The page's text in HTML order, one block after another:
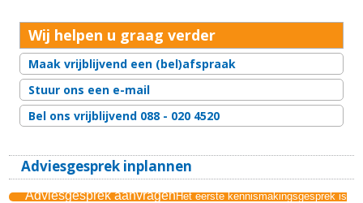
Wij helpen u graag verder
Maak vrijblijvend een (bel)afspraak
Stuur ons een e-mail
Bel ons vrijblijvend 088 - 020 4520
Adviesgesprek inplannen
Adviesgesprek aanvragenHet eerste kennismakingsgesprek is